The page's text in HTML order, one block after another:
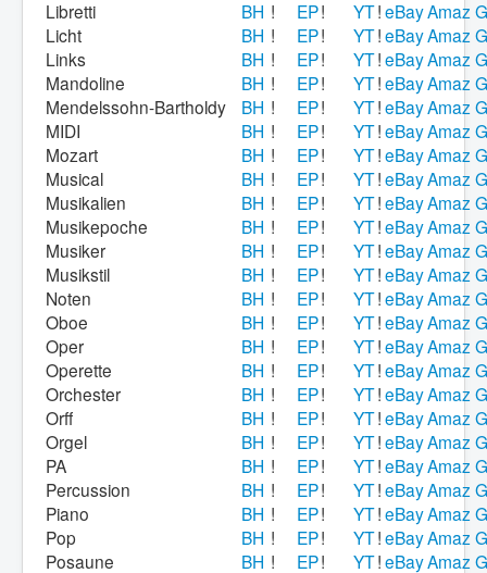
Libretti
BH ! EP! YT!eBayAmaz
Licht
BH ! EP! YT!eBayAmaz
Links
BH ! EP! YT!eBayAmaz
Mandoline
BH ! EP! YT!eBayAmaz
Mendelssohn-Bartholdy
BH ! EP! YT!eBayAmaz
MIDI
BH ! EP! YT!eBayAmaz
Mozart
BH ! EP! YT!eBayAmaz
Musical
BH ! EP! YT!eBayAmaz
Musikalien
BH ! EP! YT!eBayAmaz
Musikepoche
BH ! EP! YT!eBayAmaz
Musiker
BH ! EP! YT!eBayAmaz
Musikstil
BH ! EP! YT!eBayAmaz
Noten
BH ! EP! YT!eBayAmaz
Oboe
BH ! EP! YT!eBayAmaz
Oper
BH ! EP! YT!eBayAmaz
Operette
BH ! EP! YT!eBayAmaz
Orchester
BH ! EP! YT!eBayAmaz
Orff
BH ! EP! YT!eBayAmaz
Orgel
BH ! EP! YT!eBayAmaz
PA
BH ! EP! YT!eBayAmaz
Percussion
BH ! EP! YT!eBayAmaz
Piano
BH ! EP! YT!eBayAmaz
Pop
BH ! EP! YT!eBayAmaz
Posaune
BH ! EP! YT!eBayAmaz